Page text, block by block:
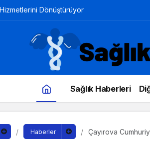
Dönüştürüyor
Sağlık Haberleri
Haberler Çayırova